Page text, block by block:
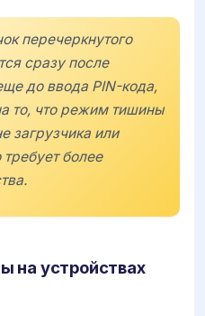
перечеркнутого
сразу после
до ввода PIN-кода,
то, что режим тишины
загрузчика или
более
на устройствах